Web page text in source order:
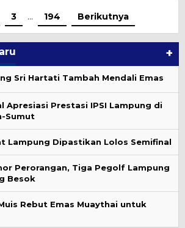
3 … 194 Berikutnya
+
Sri Hartati Tambah Mendali Emas
Apresiasi Prestasi IPSI Lampung di
Sumut
Lampung Dipastikan Lolos Semifinal
Perorangan, Tiga Pegolf Lampung
Besok
Rebut Emas Muaythai untuk